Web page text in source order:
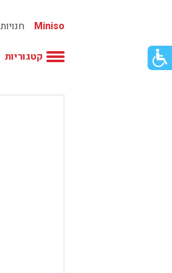
כפתור
לפתיחת
Miniso חנויות
קטגוריות